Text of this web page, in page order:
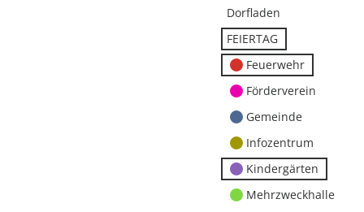
Dorfladen
FEIERTAG
Feuerwehr
Förderverein
Gemeinde
Infozentrum
Kindergärten
Mehrzweckhalle